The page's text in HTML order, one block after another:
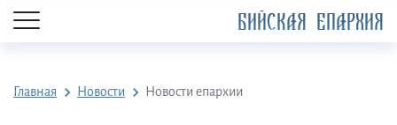
БИЙСКАЯ ЕПАРХИЯ
Главная Новости Новости епархии